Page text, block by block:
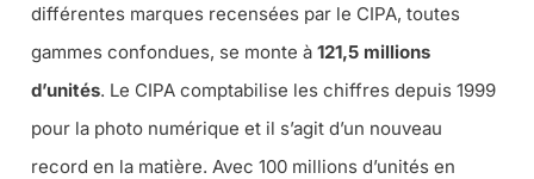
différentes marques recensées par le CIPA, toutes
gammes confondues, se monte à 121,5 millions
d’unités. Le CIPA comptabilise les chiffres depuis 1999
pour la photo numérique et il s’agit d’un nouveau
record en la matière. Avec 100 millions d’unités en